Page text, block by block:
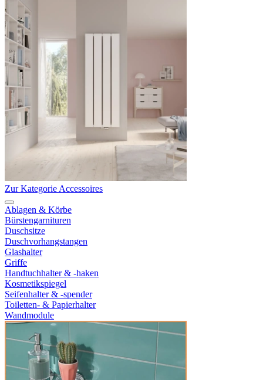
Zur Kategorie Accessoires
Ablagen & Körbe
Bürstengarnituren
Duschsitze
Duschvorhangstangen
Glashalter
Griffe
Handtuchhalter & -haken
Kosmetikspiegel
Seifenhalter & -spender
Toiletten- & Papierhalter
Wandmodule